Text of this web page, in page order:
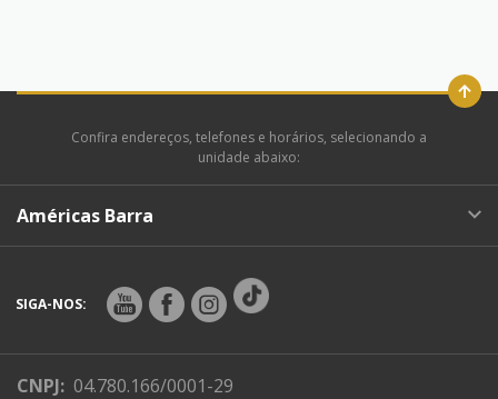
Confira endereços, telefones e horários, selecionando a
unidade abaixo:
Américas Barra
SIGA-NOS:
CNPJ: 04.780.166/0001-29